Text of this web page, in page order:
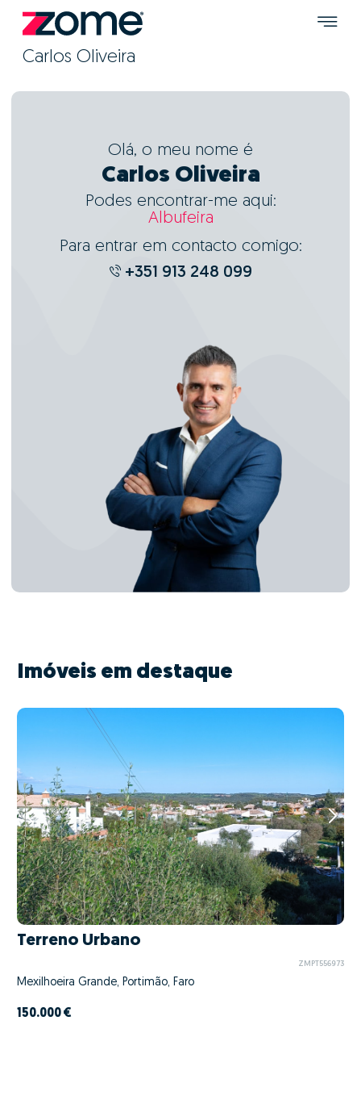
Carlos Oliveira
Olá, o meu nome é
Carlos Oliveira
Podes encontrar-me aqui:
Albufeira
Para entrar em contacto comigo:
+351 913 248 099
Imóveis em destaque
Terreno Urbano
ZMPT556973
Mexilhoeira Grande, Portimão, Faro
150.000 €